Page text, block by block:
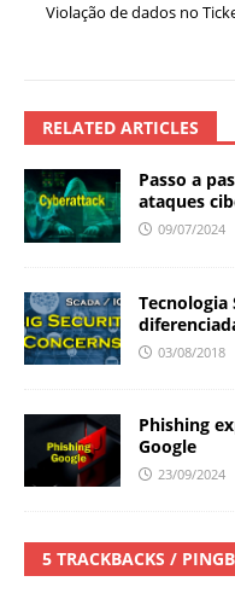
Violação de dados no
RELATED ARTICLES
Passo a
ataques
09/07/2024
Tecnologia
03/08/2018
Phishing
Google
23/09/2024
5 TRACKBACKS /